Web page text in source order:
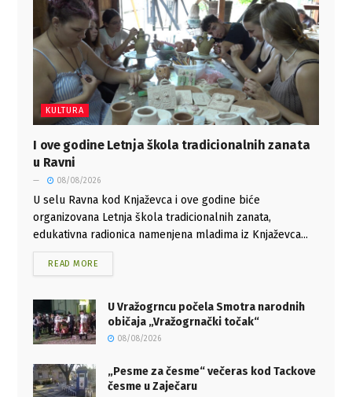
KULTURA
I ove godine Letnja škola tradicionalnih zanata
u Ravni
08/08/2026
U selu Ravna kod Knjaževca i ove godine biće
organizovana Letnja škola tradicionalnih zanata,
edukativna radionica namenjena mladima iz Knjaževca...
READ MORE
U Vražogrncu počela Smotra narodnih
običaja „Vražogrnački točak“
08/08/2026
„Pesme za česme“ večeras kod Tackove
česme u Zaječaru